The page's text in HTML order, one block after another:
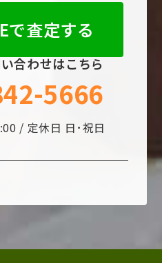
で査定する
合わせはこちら
5666
/ 定休日 日･祝日